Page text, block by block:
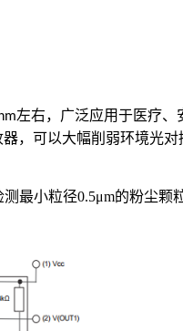
左右，广泛应用于医疗
，可以大幅削弱环境光
测最小粒径0.5μm的粉尘颗